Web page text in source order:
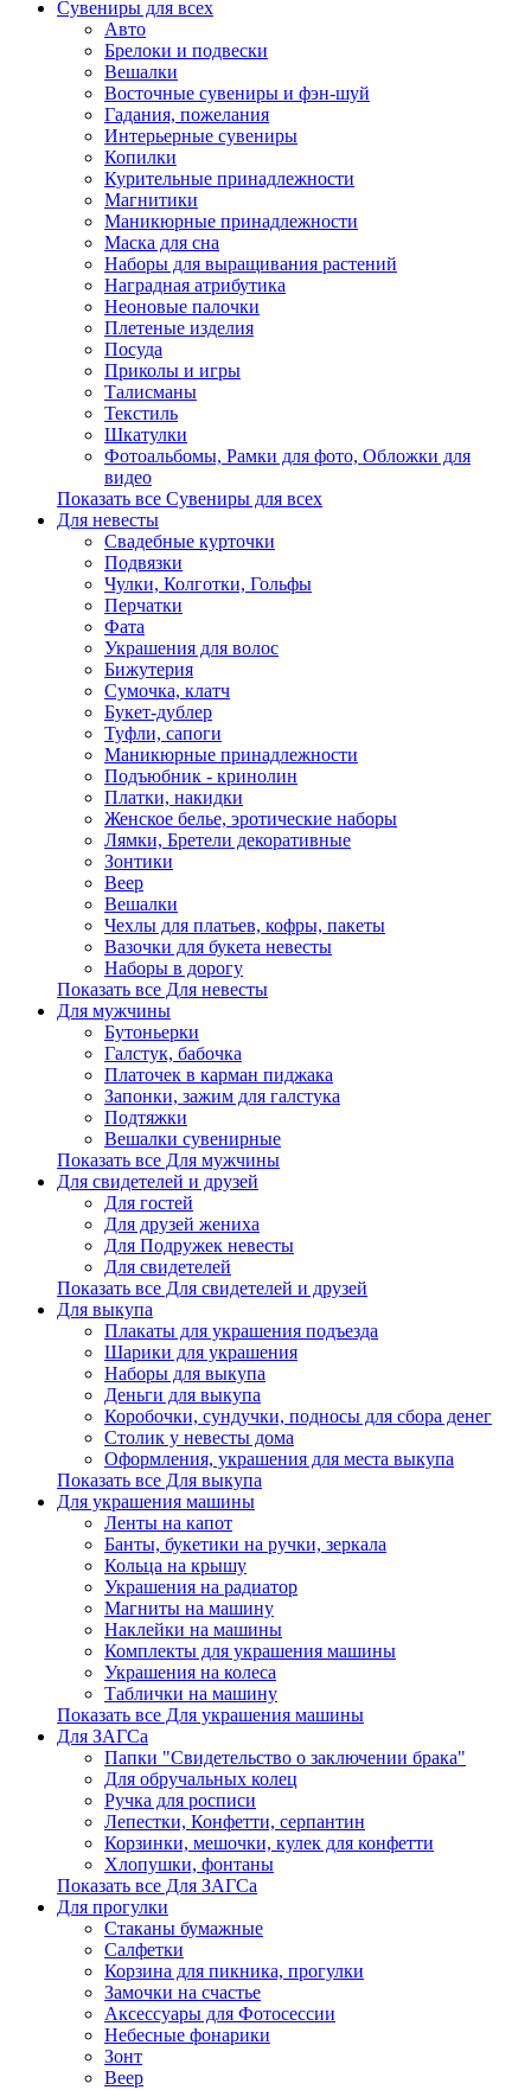
Сувениры для всех
Авто
Брелоки и подвески
Вешалки
Восточные сувениры и фэн-шуй
Гадания, пожелания
Интерьерные сувениры
Копилки
Курительные принадлежности
Магнитики
Маникюрные принадлежности
Маска для сна
Наборы для выращивания растений
Наградная атрибутика
Неоновые палочки
Плетеные изделия
Посуда
Приколы и игры
Талисманы
Текстиль
Шкатулки
Фотоальбомы, Рамки для фото, Обложки для
видео
Показать все Сувениры для всех
Для невесты
Свадебные курточки
Подвязки
Чулки, Колготки, Гольфы
Перчатки
Фата
Украшения для волос
Бижутерия
Сумочка, клатч
Букет-дублер
Туфли, сапоги
Маникюрные принадлежности
Подъюбник - кринолин
Платки, накидки
Женское белье, эротические наборы
Лямки, Бретели декоративные
Зонтики
Веер
Вешалки
Чехлы для платьев, кофры, пакеты
Вазочки для букета невесты
Наборы в дорогу
Показать все Для невесты
Для мужчины
Бутоньерки
Галстук, бабочка
Платочек в карман пиджака
Запонки, зажим для галстука
Подтяжки
Вешалки сувенирные
Показать все Для мужчины
Для свидетелей и друзей
Для гостей
Для друзей жениха
Для Подружек невесты
Для свидетелей
Показать все Для свидетелей и друзей
Для выкупа
Плакаты для украшения подъезда
Шарики для украшения
Наборы для выкупа
Деньги для выкупа
Коробочки, сундучки, подносы для сбора денег
Столик у невесты дома
Оформления, украшения для места выкупа
Показать все Для выкупа
Для украшения машины
Ленты на капот
Банты, букетики на ручки, зеркала
Кольца на крышу
Украшения на радиатор
Магниты на машину
Наклейки на машины
Комплекты для украшения машины
Украшения на колеса
Таблички на машину
Показать все Для украшения машины
Для ЗАГСа
Папки "Свидетельство о заключении брака"
Для обручальных колец
Ручка для росписи
Лепестки, Конфетти, серпантин
Корзинки, мешочки, кулек для конфетти
Хлопушки, фонтаны
Показать все Для ЗАГСа
Для прогулки
Стаканы бумажные
Салфетки
Корзина для пикника, прогулки
Замочки на счастье
Аксессуары для Фотосессии
Небесные фонарики
Зонт
Веер